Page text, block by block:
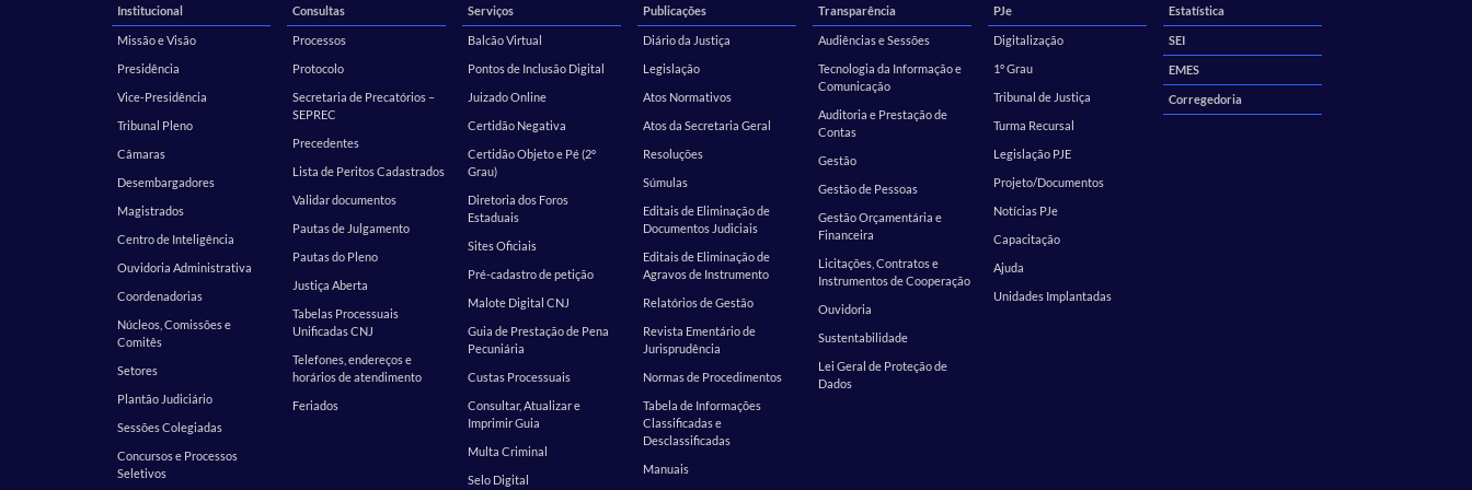
Institucional
Missão e Visão
Presidência
Vice-Presidência
Tribunal Pleno
Câmaras
Desembargadores
Magistrados
Centro de Inteligência
Ouvidoria Administrativa
Coordenadorias
Núcleos, Comissões e
Comitês
Setores
Plantão Judiciário
Sessões Colegiadas
Concursos e Processos
Seletivos
Consultas
Processos
Protocolo
Secretaria de Precatórios –
SEPREC
Precedentes
Lista de Peritos Cadastrados
Validar documentos
Pautas de Julgamento
Pautas do Pleno
Justiça Aberta
Tabelas Processuais
Unificadas CNJ
Telefones, endereços e
horários de atendimento
Feriados
Serviços
Balcão Virtual
Pontos de Inclusão Digital
Juizado Online
Certidão Negativa
Certidão Objeto e Pé (2º
Grau)
Diretoria dos Foros
Estaduais
Sites Oficiais
Pré-cadastro de petição
Malote Digital CNJ
Guia de Prestação de Pena
Pecuniária
Custas Processuais
Consultar, Atualizar e
Imprimir Guia
Multa Criminal
Selo Digital
Publicações
Diário da Justiça
Legislação
Atos Normativos
Atos da Secretaria Geral
Resoluções
Súmulas
Editais de Eliminação de
Documentos Judiciais
Editais de Eliminação de
Agravos de Instrumento
Relatórios de Gestão
Revista Ementário de
Jurisprudência
Normas de Procedimentos
Tabela de Informações
Classificadas e
Desclassificadas
Manuais
Transparência
Audiências e Sessões
Tecnologia da Informação e
Comunicação
Auditoria e Prestação de
Contas
Gestão
Gestão de Pessoas
Gestão Orçamentária e
Financeira
Licitações, Contratos e
Instrumentos de Cooperação
Ouvidoria
Sustentabilidade
Lei Geral de Proteção de
Dados
PJe
Digitalização
1º Grau
Tribunal de Justiça
Turma Recursal
Legislação PJE
Projeto/Documentos
Notícias PJe
Capacitação
Ajuda
Unidades Implantadas
Estatística
SEI
EMES
Corregedoria